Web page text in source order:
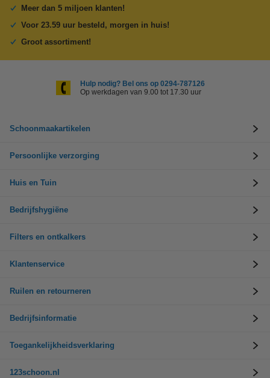
Meer dan 5 miljoen klanten!
Voor 23.59 uur besteld, morgen in huis!
Groot assortiment!
Hulp nodig? Bel ons op 0294-787126
Op werkdagen van 9.00 tot 17.30 uur
Schoonmaakartikelen
Persoonlijke verzorging
Huis en Tuin
Bedrijfshygiëne
Filters en ontkalkers
Klantenservice
Ruilen en retourneren
Bedrijfsinformatie
Toegankelijkheidsverklaring
123schoon.nl